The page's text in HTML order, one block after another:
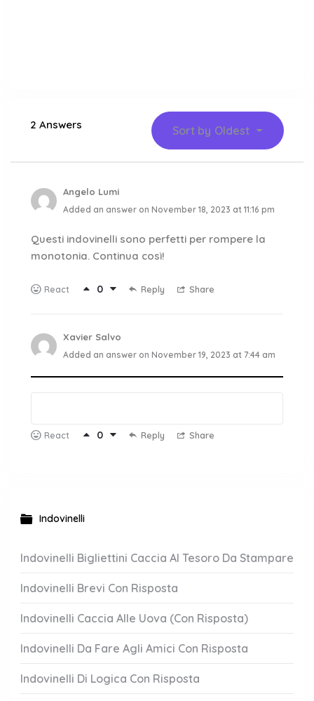
2 Answers Sort by Oldest
Angelo Lumi
Added an answer on November 18, 2023 at 11:16 pm
Questi indovinelli sono perfetti per rompere la
monotonia. Continua così!
React 0 Reply Share
Xavier Salvo
Added an answer on November 19, 2023 at 7:44 am
React 0 Reply Share
Indovinelli
Indovinelli Bigliettini Caccia Al Tesoro Da Stampare
Indovinelli Brevi Con Risposta
Indovinelli Caccia Alle Uova (Con Risposta)
Indovinelli Da Fare Agli Amici Con Risposta
Indovinelli Di Logica Con Risposta